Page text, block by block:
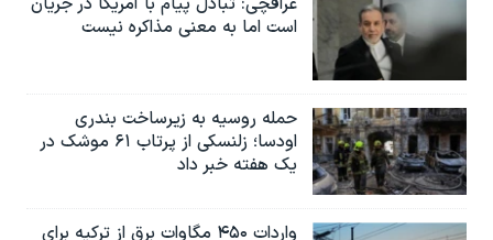
است اما به معنی مذاکره نیست
حمله روسیه به زیرساخت بندری
اودسا؛ زلنسکی از پرتاب ۶۱ موشک در
یک هفته خبر داد
واردات ۴۵۰ مگاوات برق از ترکیه برای